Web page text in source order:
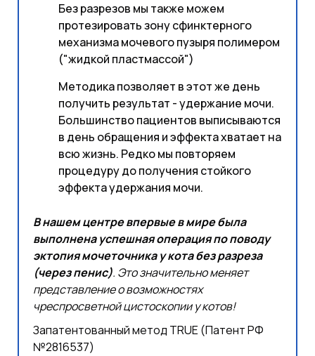
Без разрезов мы также можем
протезировать зону сфинктерного
механизма мочевого пузыря полимером
("жидкой пластмассой")
Методика позволяет в этот же день
получить результат - удержание мочи.
Большинство пациентов выписываются
в день обращения и эффекта хватает на
всю жизнь. Редко мы повторяем
процедуру до получения стойкого
эффекта удержания мочи.
В нашем центре впервые в мире была
выполнена успешная операция по поводу
эктопия мочеточника у кота без разреза
(через пенис). Это значительно меняет
представление о возможностях
чреспросветной цистоскопии у котов!
Запатентованный метод TRUE (Патент РФ
№2816537)